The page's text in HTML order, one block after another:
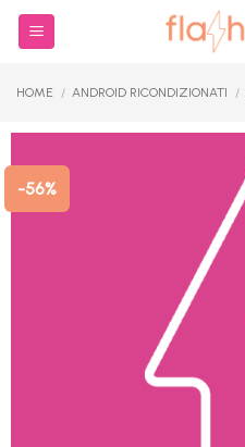
Salta
HOME / ANDROID RICONDIZIONATI /
-56%